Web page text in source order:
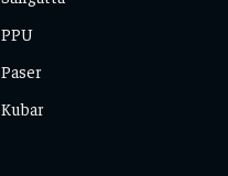
PPU
Paser
Kubar